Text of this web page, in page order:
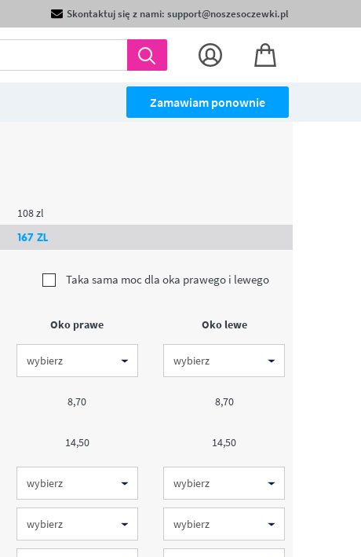
Skontaktuj się z nami: support@noszesoczewki.pl
Zamawiam ponownie
108zl
167 ZL
Taka sama moc dla oka prawego i lewego
Oko prawe
8,70
14,50
Oko lewe
8,70
14,50